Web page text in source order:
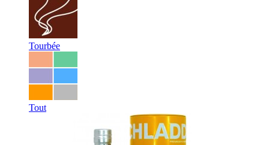
Tourbée
Tout